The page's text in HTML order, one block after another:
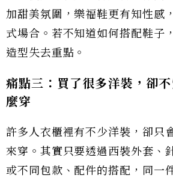
加甜美氛圍，樂福鞋更有知性感
式場合。若不知道如何搭配鞋子
造型失去重點。
痛點三：買了很多洋裝，卻
麼穿
許多人衣櫃裡有不少洋裝，卻只
來穿。其實只要透過西裝外套、
或不同包款、配件的搭配，同一